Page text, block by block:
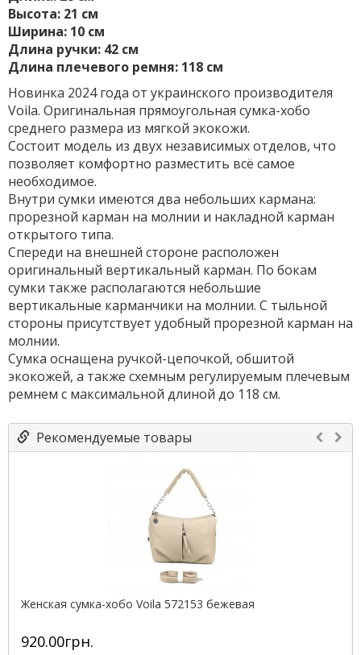
Высота: 21 см
Ширина: 10 см
Длина ручки: 42 см
Длина плечевого ремня: 118 см
Новинка 2024 года от украинского производителя
Voila. Оригинальная прямоугольная сумка-хобо
среднего размера из мягкой экокожи.
Состоит модель из двух независимых отделов, что
позволяет комфортно разместить всё самое
необходимое.
Внутри сумки имеются два небольших кармана:
прорезной карман на молнии и накладной карман
открытого типа.
Спереди на внешней стороне расположен
оригинальный вертикальный карман. По бокам
сумки также располагаются небольшие
вертикальные карманчики на молнии. С тыльной
стороны присутствует удобный прорезной карман на
молнии.
Сумка оснащена ручкой-цепочкой, обшитой
экокожей, а также схемным регулируемым плечевым
ремнем с максимальной длиной до 118 см.
Рекомендуемые товары
Женская сумка-хобо Voila 572153 бежевая
920.00грн.